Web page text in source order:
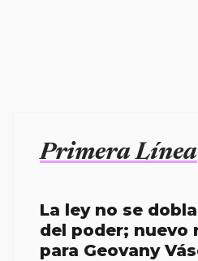
Primera Línea
La ley no se
del poder; nuevo
para Geovany